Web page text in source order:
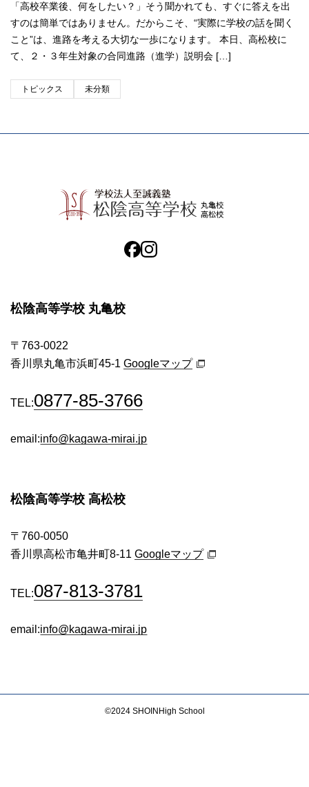
「高校卒業後、何をしたい？」そう聞かれても、すぐに答えを出
すのは簡単ではありません。だからこそ、“実際に学校の話を聞く
こと”は、進路を考える大切な一歩になります。 本日、高松校に
て、２・３年生対象の合同進路（進学）説明会 […]
トピックス 未分類
松陰高等学校 丸亀校
〒763-0022
香川県丸亀市浜町45-1 Googleマップ
TEL:0877-85-3766
email:info@kagawa-mirai.jp
松陰高等学校 高松校
〒760-0050
香川県高松市亀井町8-11 Googleマップ
TEL:087-813-3781
email:info@kagawa-mirai.jp
©2024 SHOIN High School